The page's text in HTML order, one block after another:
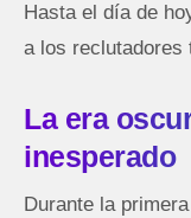
Hasta el día de
a los reclutadores
La era
inesperado
Durante la